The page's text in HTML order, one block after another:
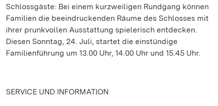
Schlossgäste: Bei einem kurzweiligen Rundgang können
Familien die beeindruckenden Räume des Schlosses mit
ihrer prunkvollen Ausstattung spielerisch entdecken.
Diesen Sonntag, 24. Juli, startet die einstündige
Familienführung um 13.00 Uhr, 14.00 Uhr und 15.45 Uhr.
SERVICE UND INFORMATION